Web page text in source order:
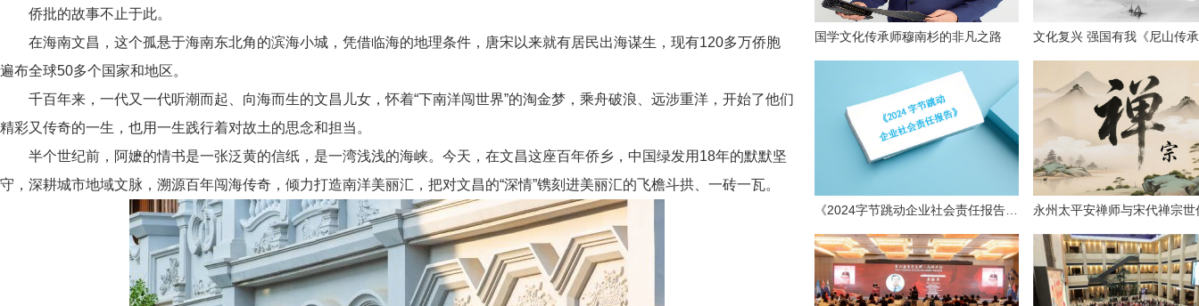
侨批的故事不止于此。
在海南文昌，这个孤悬于海南东北角的滨海小城，凭借临海的地理条件，唐宋以来就有居民出海谋生，现有120多万侨胞
遍布全球50多个国家和地区。
千百年来，一代又一代听潮而起、向海而生的文昌儿女，怀着“下南洋闯世界”的淘金梦，乘舟破浪、远涉重洋，开始了他们
精彩又传奇的一生，也用一生践行着对故土的思念和担当。
半个世纪前，阿嬷的情书是一张泛黄的信纸，是一湾浅浅的海峡。今天，在文昌这座百年侨乡，中国绿发用18年的默默坚
守，深耕城市地域文脉，溯源百年闯海传奇，倾力打造南洋美丽汇，把对文昌的“深情”镌刻进美丽汇的飞檐斗拱、一砖一瓦。
国学文化传承师穆南杉的非凡之路